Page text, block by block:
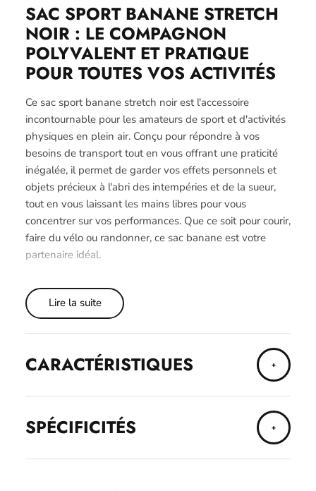
SAC SPORT BANANE STRETCH
NOIR : LE COMPAGNON
POLYVALENT ET PRATIQUE
POUR TOUTES VOS ACTIVITÉS
Ce sac sport banane stretch noir est l'accessoire
incontournable pour les amateurs de sport et d'activités
physiques en plein air. Conçu pour répondre à vos
besoins de transport tout en vous offrant une praticité
inégalée, il permet de garder vos effets personnels et
objets précieux à l'abri des intempéries et de la sueur,
tout en vous laissant les mains libres pour vous
concentrer sur vos performances. Que ce soit pour courir,
faire du vélo ou randonner, ce sac banane est votre
partenaire idéal.
Lire la suite
CARACTÉRISTIQUES
SPÉCIFICITÉS